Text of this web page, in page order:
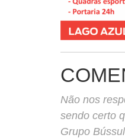
Não nos
sendo certo
Grupo